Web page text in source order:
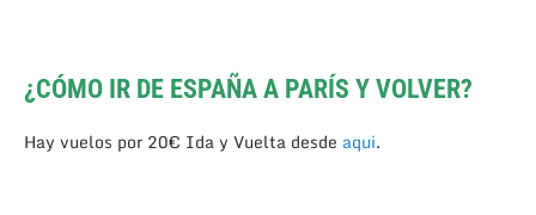
¿CÓMO IR DE ESPAÑA A PARÍS Y VOLVER?
Hay vuelos por 20€ Ida y Vuelta desde aqui.